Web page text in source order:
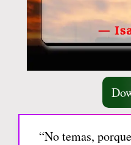
“No temas,